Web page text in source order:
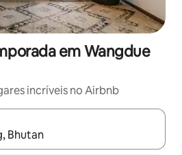
em Wangdue
incríveis no Airbnb
disponíveis, explore-os